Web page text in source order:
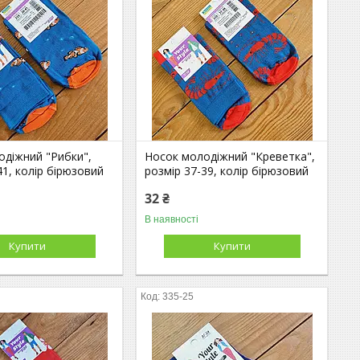
"Рибки",
колір бірюзовий
Купити
Носок молодіжний "Креветка",
розмір 37-39, колір бірюзовий
32 ₴
В наявності
Купити
335-25